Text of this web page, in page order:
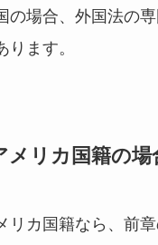
の場合、外国法の
ます。
メリカ国籍の場
リカ国籍なら、前